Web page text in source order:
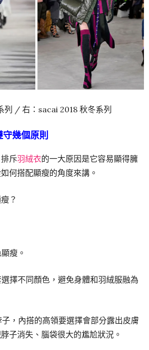
列 / 右：sacai 2018 秋冬系列
幾個原則
斥羽絨衣的一大原因是它容易顯得臃
何搭配顯瘦的角度來講。
？
瘦。
擇不同顏色，避免身體和羽絨服融為
，內搭的高領要選擇會部分露出皮膚
子消失、腦袋很大的尷尬狀況。